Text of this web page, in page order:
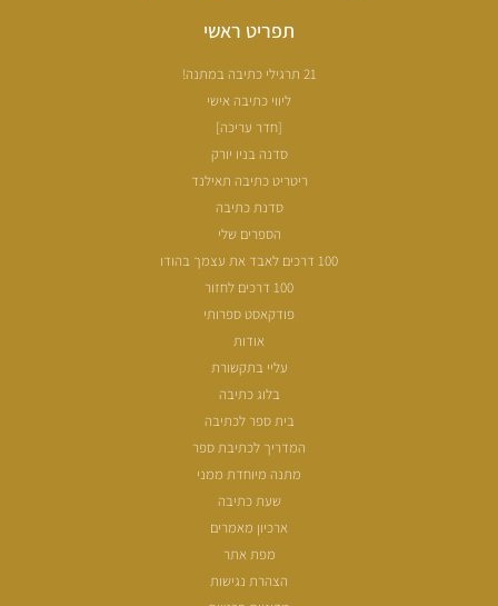
תפריט ראשי
21 תרגילי כתיבה במתנה!
ליווי כתיבה אישי
[חדר עריכה]
סדנה בניו יורק
ריטריט כתיבה תאילנד
סדנת כתיבה
הספרים שלי
100 דרכים לאבד את עצמך בהודו
100 דרכים לחזור
פודקאסט ספרותי
אודות
עליי בתקשורת
בלוג כתיבה
בית ספר לכתיבה
המדריך לכתיבת ספר
מתנה מיוחדת ממני
שעת כתיבה
ארכיון מאמרים
מפת אתר
הצהרת נגישות